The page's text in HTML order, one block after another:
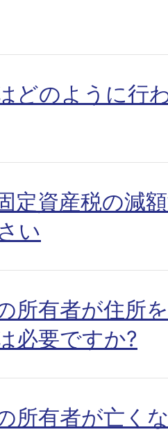
どのように行
定資産税の減
い
所有者が住所
必要ですか?
所有者が亡く